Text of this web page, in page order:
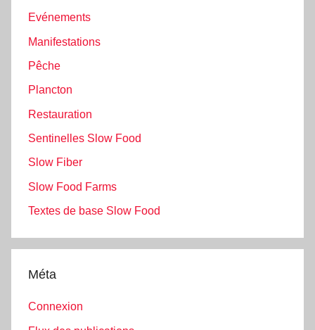
Evénements
Manifestations
Pêche
Plancton
Restauration
Sentinelles Slow Food
Slow Fiber
Slow Food Farms
Textes de base Slow Food
Méta
Connexion